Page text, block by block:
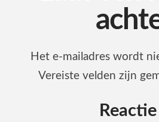
Het e-mailadres wordt
Vereiste velden zijn